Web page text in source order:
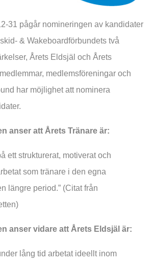
31 pågår nomineringen av kandidater
& Wakeboardförbundets två
Årets Eldsjäl och Årets
medlemsföreningar och
har möjlighet att nominera
anser att Årets Tränare är:
ett strukturerat, motiverat och
som tränare i den egna
längre period.” (Citat från
anser vidare att Årets Eldsjäl är:
lång tid arbetat ideellt inom